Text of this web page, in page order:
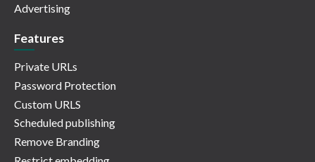
Advertising
Features
Private URLs
Password Protection
Custom URLS
Scheduled publishing
Remove Branding